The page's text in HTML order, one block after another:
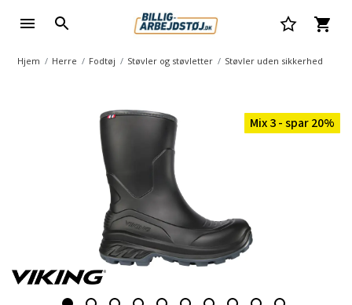
Hjem Herre Fodtøj Støvler og støvletter Støvler uden sikkerhed
Mix 3 - spar 20%